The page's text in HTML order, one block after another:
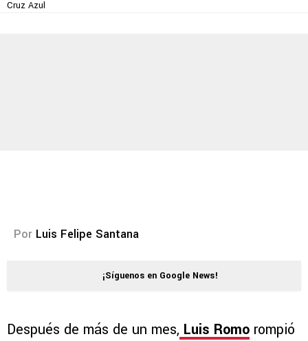
Cruz Azul
Por Luis Felipe Santana
¡Síguenos en Google News!
Después de más de un mes, Luis Romo rompió